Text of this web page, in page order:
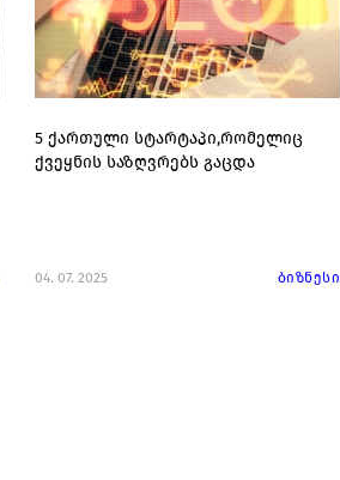
5 ქართული სტარტაპი,რომელიც
ქვეყნის საზღვრებს გაცდა
04. 07. 2025 ბიზნესი